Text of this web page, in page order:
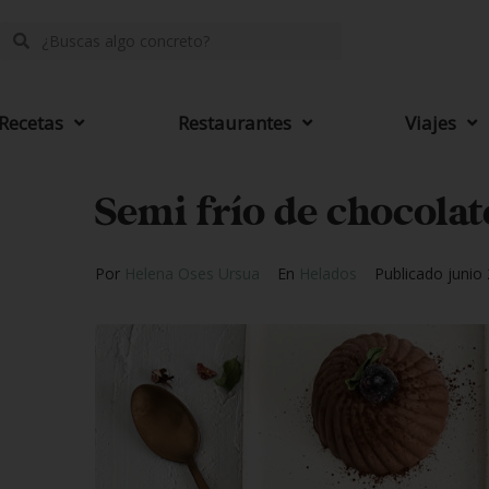
Restaurantes Viajes
Semi frío de
Por Helena Oses Ursua En Helados Publicado junio